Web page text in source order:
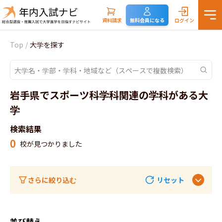
資料請求 無料会員になる ログイン
Top / 大学を探す
岩手県でスポーツ科学科関連の学科がある大
学
検索結果
0 校が見つかりました
さらに絞り込む リセット